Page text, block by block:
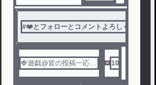
#❤️とフォローとコメントよろしく
🍓遊戯@皆の投稿一応見
10